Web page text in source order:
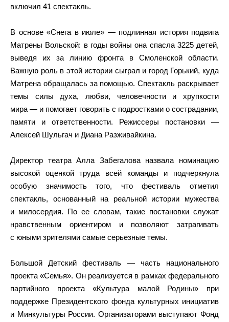
включил 41 спектакль.
В основе «Снега в июле» — подлинная история подвига
Матрены Вольской: в годы войны она спасла 3225 детей,
выведя их за линию фронта в Смоленской области.
Важную роль в этой истории сыграл и город Горький, куда
Матрена обращалась за помощью. Спектакль раскрывает
темы силы духа, любви, человечности и хрупкости
мира — и помогает говорить с подростками о сострадании,
памяти и ответственности. Режиссеры постановки —
Алексей Шульгач и Диана Разживайкина.
Директор театра Алла Забегалова назвала номинацию
высокой оценкой труда всей команды и подчеркнула
особую значимость того, что фестиваль отметил
спектакль, основанный на реальной истории мужества
и милосердия. По ее словам, такие постановки служат
нравственным ориентиром и позволяют затрагивать
с юными зрителями самые серьезные темы.
Большой Детский фестиваль — часть национального
проекта «Семья». Он реализуется в рамках федерального
партийного проекта «Культура малой Родины» при
поддержке Президентского фонда культурных инициатив
и Минкультуры России. Организаторами выступают Фонд